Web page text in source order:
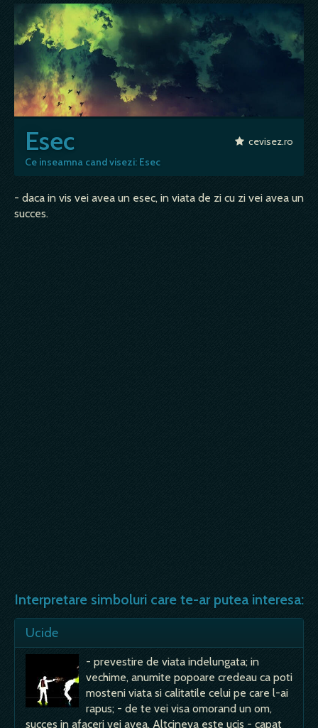
Esec
Ce inseamna cand visezi: Esec
cevisez.ro
- daca in vis vei avea un esec, in viata de zi cu zi vei avea un
succes.
Interpretare simboluri care te-ar putea interesa:
Ucide
- prevestire de viata indelungata; in
vechime, anumite popoare credeau ca poti
mosteni viata si calitatile celui pe care l-ai
rapus; - de te vei visa omorand un om,
succes in afaceri vei avea. Altcineva este ucis - capat